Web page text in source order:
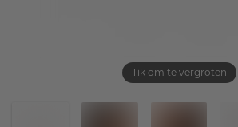
Tik om te vergroten